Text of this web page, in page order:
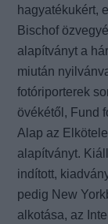
hagyatékukért,
Bischof
alapítványt a
miután
fotóriporterek
övékétől, Fund
Alap az
alapítványt.
indított,
pedig New
alkotása, az